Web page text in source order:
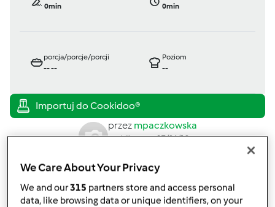
0min
0min
porcja/porcje/porcji
----
Poziom
--
przez mpaczkowska
opublikowany: 17/04/18
Dodaj do moich kolekcji
podziel się przepisem
We Care About Your Privacy
We and our315 partners store and access personal
data, like browsing data or unique identifiers, on your